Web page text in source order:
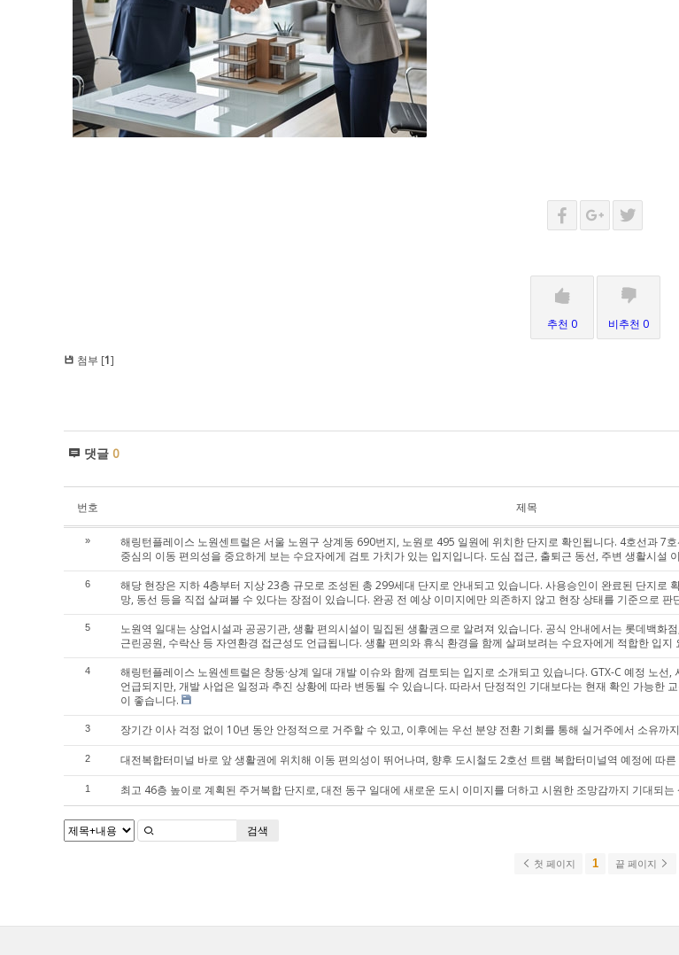
추천 0 비추천 0
첨부 [1]
댓글 0
번호 제목
»
해링턴플레이스 노원센트럴은 서울 노원구 상계동 690번지, 노원로 495 일원에 위치한 단지로 확인됩니다. 4호선과 7
중심의 이동 편의성을 중요하게 보는 수요자에게 검토 가치가 있는 입지입니다. 도심 접근, 출퇴근 동선, 주변 생활시설
6
해당 현장은 지하 4층부터 지상 23층 규모로 조성된 총 299세대 단지로 안내되고 있습니다. 사용승인이 완료된 단지로
망, 동선 등을 직접 살펴볼 수 있다는 장점이 있습니다. 완공 전 예상 이미지에만 의존하지 않고 현장 상태를 기준으로
5
노원역 일대는 상업시설과 공공기관, 생활 편의시설이 밀집된 생활권으로 알려져 있습니다. 공식 안내에서는 롯데백화
근린공원, 수락산 등 자연환경 접근성도 언급됩니다. 생활 편의와 휴식 환경을 함께 살펴보려는 수요자에게 적합한 입지
4
해링턴플레이스 노원센트럴은 창동·상계 일대 개발 이슈와 함께 검토되는 입지로 소개되고 있습니다. GTX-C 예정 노선
언급되지만, 개발 사업은 일정과 추진 상황에 따라 변동될 수 있습니다. 따라서 단정적인 기대보다는 현재 확인 가능한
이 좋습니다.
3 장기간 이사 걱정 없이 10년 동안 안정적으로 거주할 수 있고, 이후에는 우선 분양 전환 기회를 통해 실거주에서 소유까
2 대전복합터미널 바로 앞 생활권에 위치해 이동 편의성이 뛰어나며, 향후 도시철도 2호선 트램 복합터미널역 예정에 따
1 최고 46층 높이로 계획된 주거복합 단지로, 대전 동구 일대에 새로운 도시 이미지를 더하고 시원한 조망감까지 기대되
검색
첫 페이지 1 끝 페이지